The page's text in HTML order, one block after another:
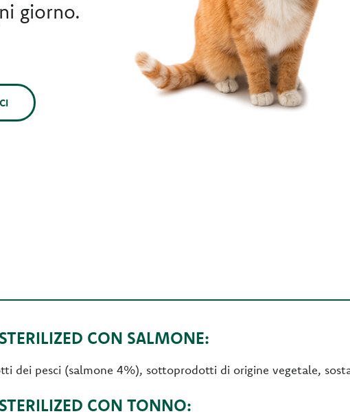
giorno.
CON SALMONE:
dei pesci (salmone 4%), sottoprodotti di origine vegetale,
CON TONNO: